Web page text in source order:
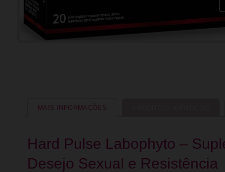
MAIS INFORMAÇÕES
Hard Pulse Labophyto –
Desejo Sexual e Resistência